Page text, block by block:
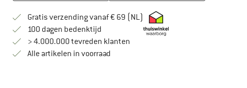
Gratis verzending vanaf € 69 (NL) Vind hier de
100 dagen bedenktijdVind de betalingsinformatie hier! Opent in
> 4.000.000 tevreden klanten
Alle artikelen in voorraad